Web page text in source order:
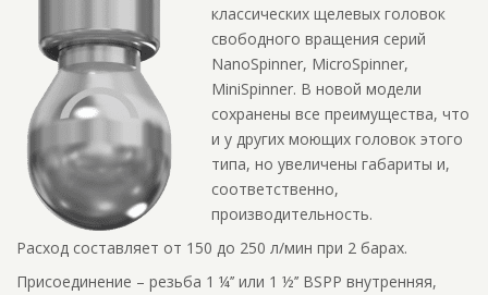
классических щелевых головок
свободного вращения серий
NanoSpinner, MicroSpinner,
MiniSpinner. В новой модели
сохранены все преимущества, что
и у других моющих головок этого
типа, но увеличены габариты и,
соответственно,
производительность.
Расход составляет от 150 до 250 л/мин при 2 барах.
Присоединение – резьба 1 ¼’’ или 1 ½’’ BSPP внутренняя,